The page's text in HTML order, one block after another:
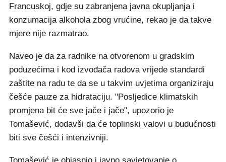
Francuskoj, gdje su zabranjena javna okupljanja i
konzumacija alkohola zbog vrućine, rekao je da takve
mjere nije razmatrao.
Naveo je da za radnike na otvorenom u gradskim
poduzećima i kod izvođača radova vrijede standardi
zaštite na radu te da se u takvim uvjetima organiziraju
češće pauze za hidrataciju. "Posljedice klimatskih
promjena bit će sve jače i jače", upozorio je
Tomašević, dodavši da će toplinski valovi u budućnosti
biti sve češći i intenzivniji.